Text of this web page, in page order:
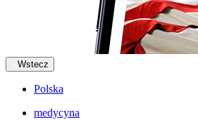
Wstecz
Polska
medycyna